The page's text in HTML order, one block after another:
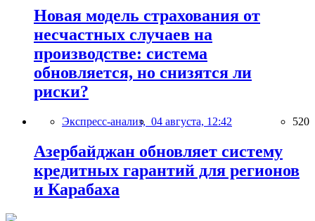
Новая модель страхования от
несчастных случаев на
производстве: система
обновляется, но снизятся ли
риски?
Экспресс-анализ, 04 августа, 12:42 520
Азербайджан обновляет систему
кредитных гарантий для регионов
и Карабаха